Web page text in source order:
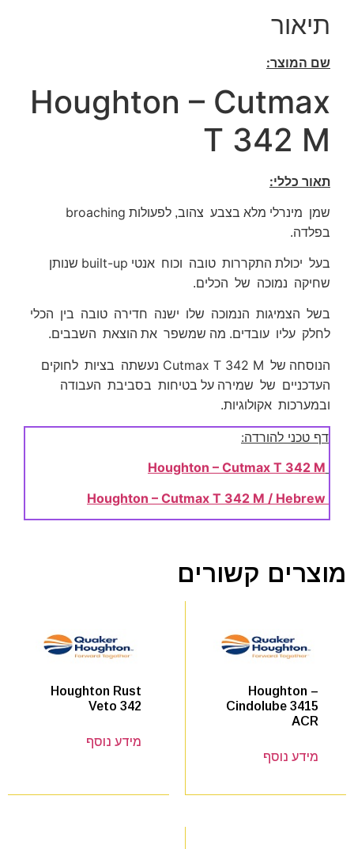
תיאור
שם המוצר:
Houghton – Cutmax
T 342 M
תאור כללי:
שמן מינרלי מלא בצבע צהוב, לפעולות broaching
בפלדה.
בעל יכולת התקררות טובה וכוח אנטי built-up שנותן
שחיקה נמוכה של הכלים.
בשל הצמיגות הנמוכה שלו ישנה חדירה טובה בין הכלי
לחלק עליו עובדים. מה שמשפר את הוצאת השבבים.
הנוסחה של Cutmax T 342 M נעשתה בציות לחוקים
העדכניים של שמירה על בטיחות בסביבת העבודה
ובמערכות אקולוגיות.
דף טכני להורדה:
Houghton – Cutmax T 342 M
Houghton – Cutmax T 342 M / Hebrew
מוצרים קשורים
Houghton –
Cindolube 3415
ACR
מידע נוסף
Houghton Rust
Veto 342
מידע נוסף